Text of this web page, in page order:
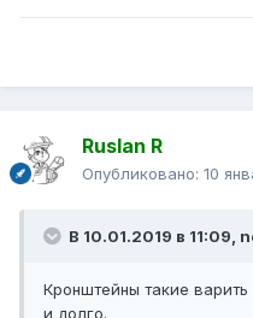
Ruslan R
Опубликовано: 10
В 10.01.2019 в 11:09,
Кронштейны такие
и долго.